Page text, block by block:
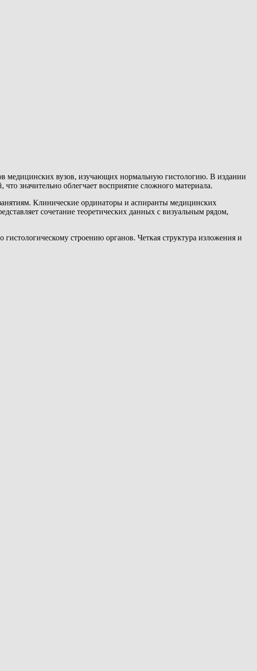
медицинских вузов, изучающих нормальную гистологию. В издании
значительно облегчает восприятие сложного материала.
Клинические ординаторы и аспиранты медицинских
сочетание теоретических данных с визуальным рядом,
строению органов. Четкая структура изложения и